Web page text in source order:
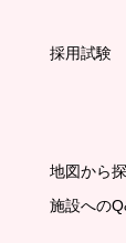
採用試験
地図から
施設への